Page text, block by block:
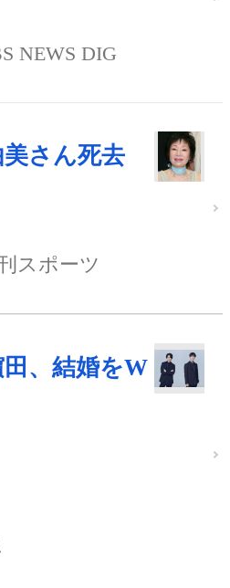
NEWS DIG
さん死去
スポーツ
、結婚をW